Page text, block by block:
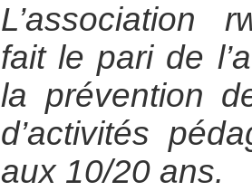
L’association
fait le pari de
la prévention
d’activités
aux 10/20 ans.